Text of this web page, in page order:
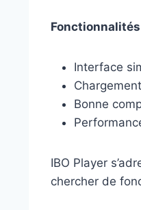
Fonctionnalités
Interface
Bonne
IBO Player
chercher de